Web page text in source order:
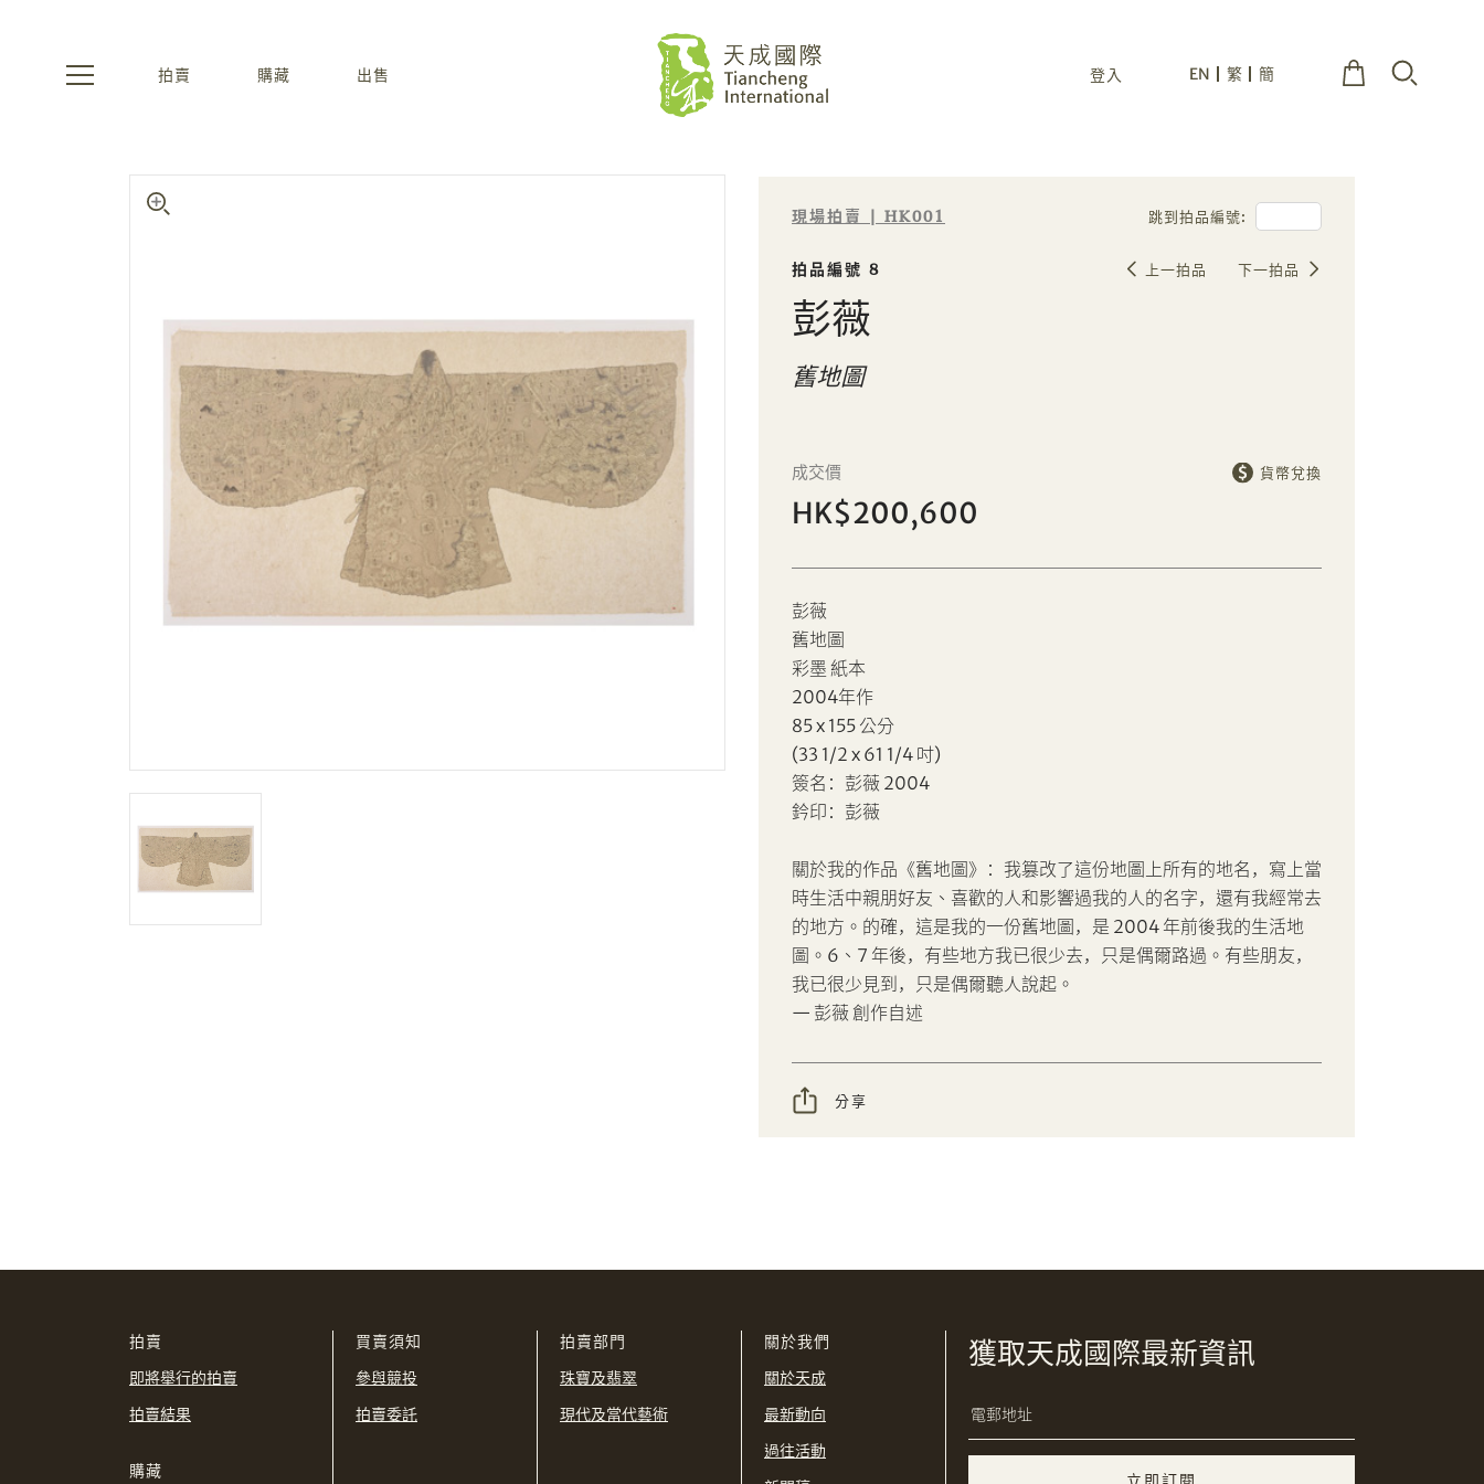
拍賣 購藏 出售 登入 EN 繁 簡
分享到WeChat
分享到Line
複製網址
客戶服務部
個人 公司
我想透過電郵獲取更多天成國際的訊息。
私隱政策。
Sale HK001 | 拍品編號 8
彭薇
現場拍賣 | HK001 跳到拍品編號:
拍品編號 8 上一拍品 下一拍品
彭薇
舊地圖
成交價 貨幣兌換
HK$200,600
彭薇
舊地圖
彩墨 紙本
2004年作
85 x 155 公分
(33 1/2 x 61 1/4 吋)
簽名：彭薇 2004
鈐印：彭薇
關於我的作品《舊地圖》：我篡改了這份地圖上所有的地名，寫上當
時生活中親朋好友、喜歡的人和影響過我的人的名字，還有我經常去
的地方。的確，這是我的一份舊地圖，是 2004 年前後我的生活地
圖。6、7 年後，有些地方我已很少去，只是偶爾路過。有些朋友，
我已很少見到，只是偶爾聽人說起。
— 彭薇 創作自述
分享
CAD
CNY
GBP
JPY
MYR
TWD
拍賣
即將舉行的拍賣
拍賣結果
購藏
買賣須知
參與競投
拍賣委託
拍賣部門
珠寶及翡翠
現代及當代藝術
關於我們
關於天成
最新動向
過往活動
獲取天成國際最新資訊